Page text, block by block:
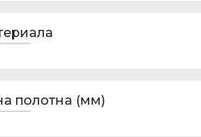
полотна (мм)